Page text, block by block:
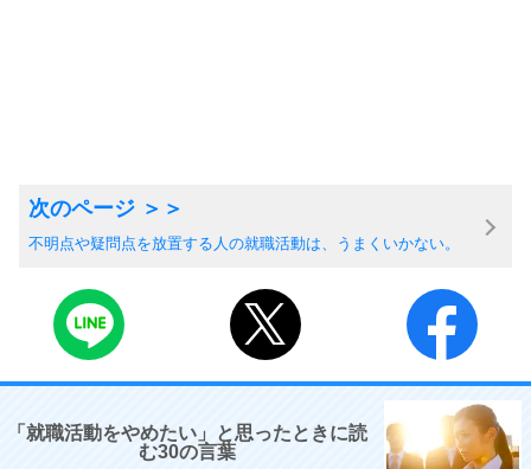
不明点や疑問点を放置する人の就職活動は、うまくいかない。
「就職活動をやめたい」と思ったときに読
む30の言葉